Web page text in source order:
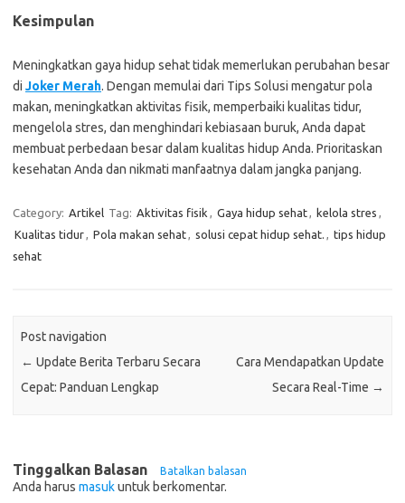
Kesimpulan
Meningkatkan gaya hidup sehat tidak memerlukan perubahan besar
di Joker Merah. Dengan memulai dari Tips Solusi mengatur pola
makan, meningkatkan aktivitas fisik, memperbaiki kualitas tidur,
mengelola stres, dan menghindari kebiasaan buruk, Anda dapat
membuat perbedaan besar dalam kualitas hidup Anda. Prioritaskan
kesehatan Anda dan nikmati manfaatnya dalam jangka panjang.
Category: Artikel Tag: Aktivitas fisik , Gaya hidup sehat, kelola stres ,
Kualitas tidur, Pola makan sehat, solusi cepat hidup sehat. , tips hidup
sehat
Post navigation
← Update Berita Terbaru Secara
Cepat: Panduan Lengkap
Cara Mendapatkan Update
Secara Real-Time →
Tinggalkan Balasan Batalkan balasan
Anda harus masukuntuk berkomentar.